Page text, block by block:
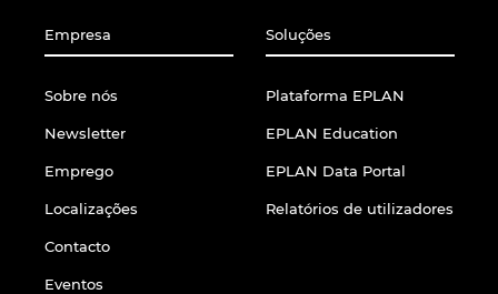
Empresa
Sobre nós
Newsletter
Emprego
Localizações
Contacto
Eventos
Soluções
Plataforma EPLAN
EPLAN Education
EPLAN Data Portal
Relatórios de utilizadores